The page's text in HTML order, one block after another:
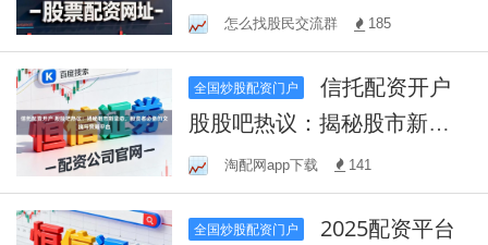
势、投资价值分析
怎么找股民交流群 185
全国炒股配资门户
信托配资开户
股股吧热议：揭秘股市新动
态，投资者必备的交流与策
略平台
淘配网app下载 141
全国炒股配资门户